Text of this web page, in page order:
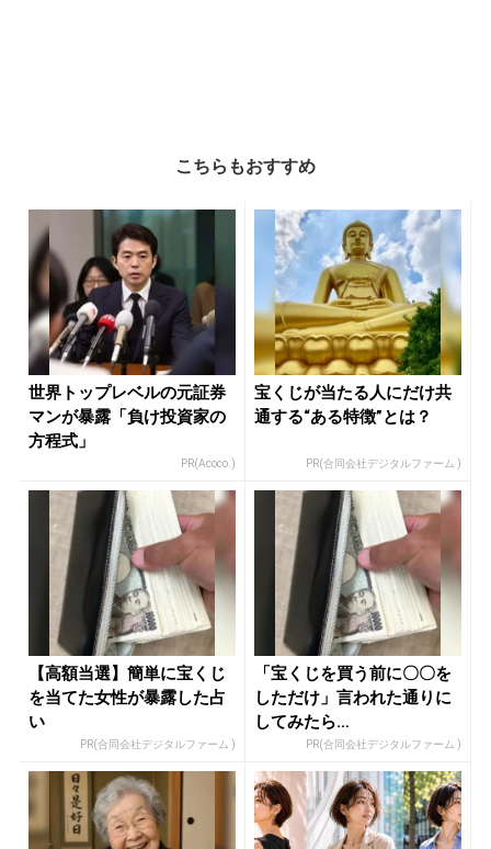
こちらもおすすめ
世界トップレベルの元証券
マンが暴露「負け投資家の
方程式」
PR(Acoco.)
宝くじが当たる人にだけ共
通する“ある特徴”とは？
PR(合同会社デジタルファーム )
【高額当選】簡単に宝くじ
を当てた女性が暴露した占
い
PR(合同会社デジタルファーム )
「宝くじを買う前に〇〇を
しただけ」言われた通りに
してみたら…
PR(合同会社デジタルファーム )